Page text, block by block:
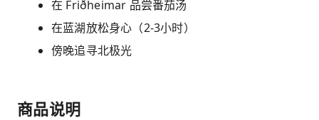
在 Friðheimar 品尝番茄汤
在蓝湖放松身心（2-3小时）
傍晚追寻北极光
商品说明